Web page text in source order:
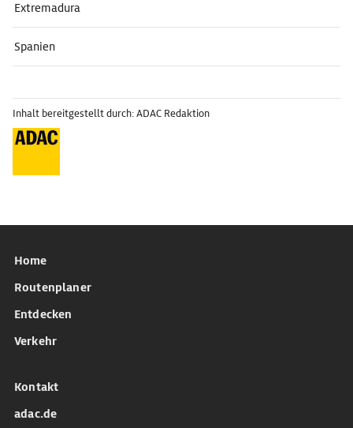
Extremadura
Spanien
Inhalt bereitgestellt durch: ADAC Redaktion
Home
Routenplaner
Entdecken
Verkehr
Kontakt
adac.de